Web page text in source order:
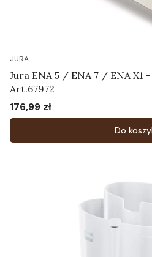
JURA
Jura ENA 5 / ENA 7 / ENA X1
Art.67972
Cena
176,99 zł
Do